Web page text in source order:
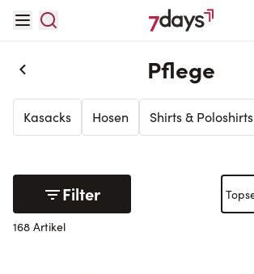
Pflege
Kasacks Hosen Shirts & Poloshirts
Filter
168 Artikel